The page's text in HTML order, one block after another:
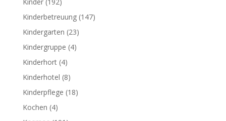
Kinderbetreuung(147)
Kindergarten (23)
Kindergruppe (4)
Kinderhort(4)
Kinderhotel (8)
Kinderpflege (18)
Kochen (4)